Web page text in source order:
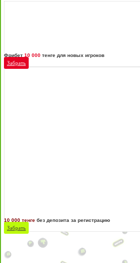
Фрибет 10 000 тенге для новых игроков
Забрать
10 000 тенге без депозита за регистрацию
Забрать